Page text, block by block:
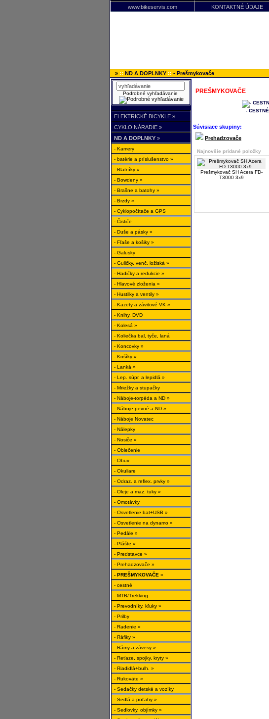
www.bikeservis.com KONTAKTNÉ ÚDAJE
» :: ND A DOPLNKY :: - Prešmykovače
Podrobné vyhľadávanie
ELEKTRICKÉ BICYKLE »
CYKLO NÁRADIE »
ND A DOPLNKY »
- Kamery
- batérie a príslušenstvo »
- Blatníky »
- Bowdeny »
- Brašne a batohy »
- Brzdy »
- Cyklopočítače a GPS
- Čističe
- Duše a pásky »
- Fľaše a košiky »
- Galusky
- Guličky, venč, ložiská »
- Hadičky a redukcie »
- Hlavové zloženia »
- Hustilky a ventily »
- Kazety a závitové VK »
- Knihy, DVD
- Kolesá »
- Koliečka bal, tyče, laná
- Koncovky »
- Košíky »
- Lanká »
- Lep. súpr. a lepidlá »
- Mriežky a stupačky
- Náboje-torpéda a ND »
- Náboje pevné a ND »
- Náboje Novatec
- Nálepky
- Nosiče »
- Oblečenie
- Obuv
- Okuliare
- Odraz. a reflex. prvky »
- Oleje a maz. tuky »
- Omotávky
- Osvetlenie bat+USB »
- Osvetlenie na dynamo »
- Pedále »
- Plášte »
- Predstavce »
- Prehadzovače »
- PREŠMYKOVAČE »
- cestné
- MTB/Trekking
- Prevodníky, kľuky »
- Prilby
- Radenie »
- Ráfiky »
- Rámy a závesy »
- Reťaze, spojky, kryty »
- Riadidlá+bulh. »
- Rukoväte »
- Sedačky detské a vozíky
- Sedlá a poťahy »
- Sedlovky, objímky »
PREŠMYKOVAČE
- CESTNÉ
Súvisiace skupiny:
Prehadzovače
Najnovšie pridané položky
Prešmykovač SH Acera FD-
T3000 3x9